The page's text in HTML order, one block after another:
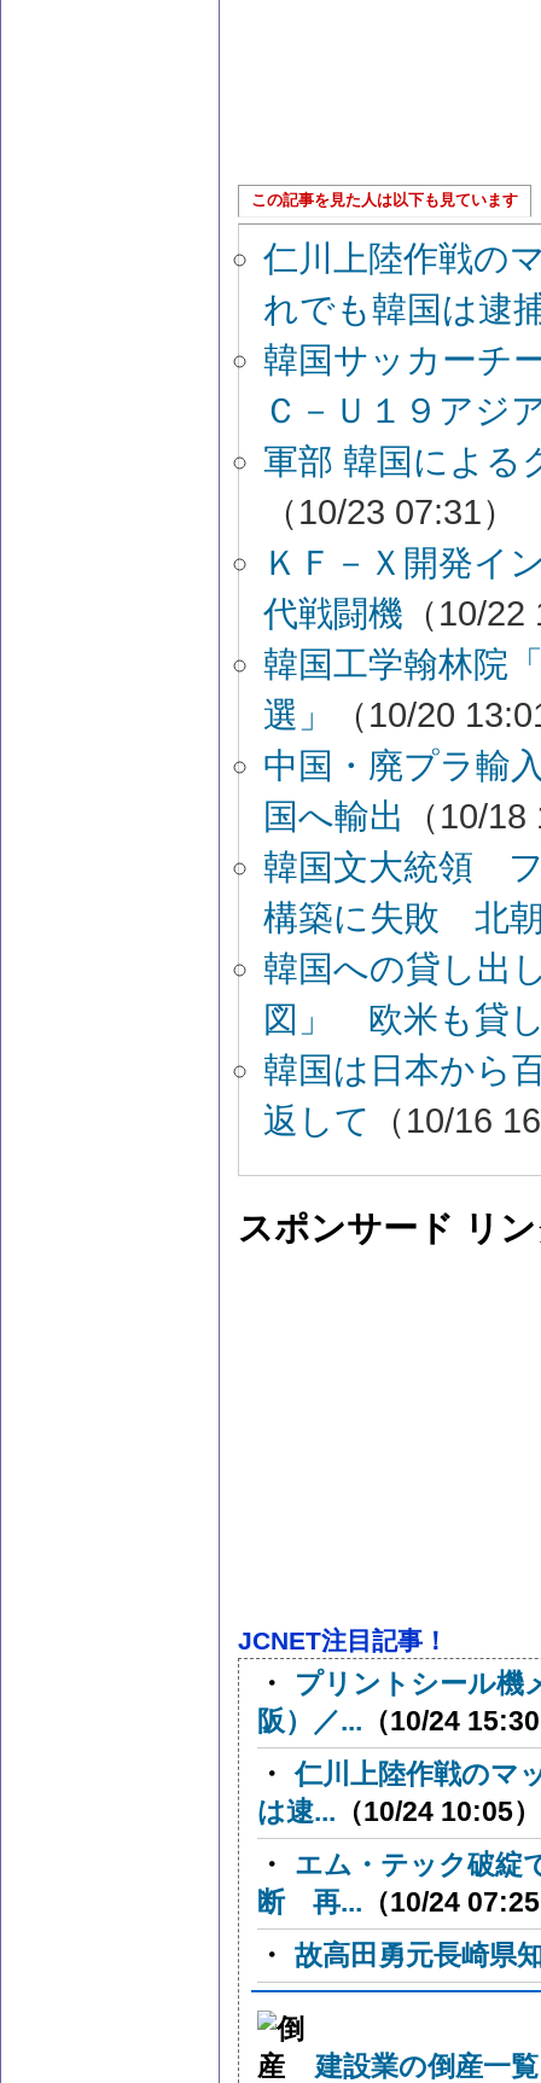
この記事を見た人は以下も見ています
仁川上陸作戦の
れでも韓国は逮
韓国サッカーチ
Ｃ－Ｕ１９アジ
軍部 韓国による
（10/23 07:31）
ＫＦ－Ｘ開発イ
代戦闘機 （10/
韓国工学翰林院
選」
（10/20
中国・廃プラ輸
国へ輸出
（10/
韓国文大統領
構築に失敗 北
韓国への貸し出
図」 欧米も貸
韓国は日本から
返して
（10/16
スポンサード リ
JCNET注目記事！
・
プリントシール機
阪）／... （10/24
・ 仁川上陸作戦のマ
は逮... （10/24 10:05）
・
エム・テック破綻
断 再... （10/24
・ 故高田勇元長崎県
建設業の倒産一覧